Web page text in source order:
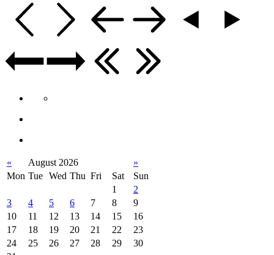
« August 2026
»
Mon Tue Wed Thu Fri Sat
Sun
1
2
3
4 5 6 7 8
9
10
11 12 13 14 15
16
17
18 19 20 21 22
23
24
25 26 27 28 29
30